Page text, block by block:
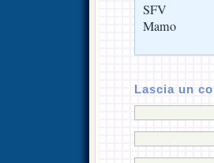
SFV
Mamo
Lascia un